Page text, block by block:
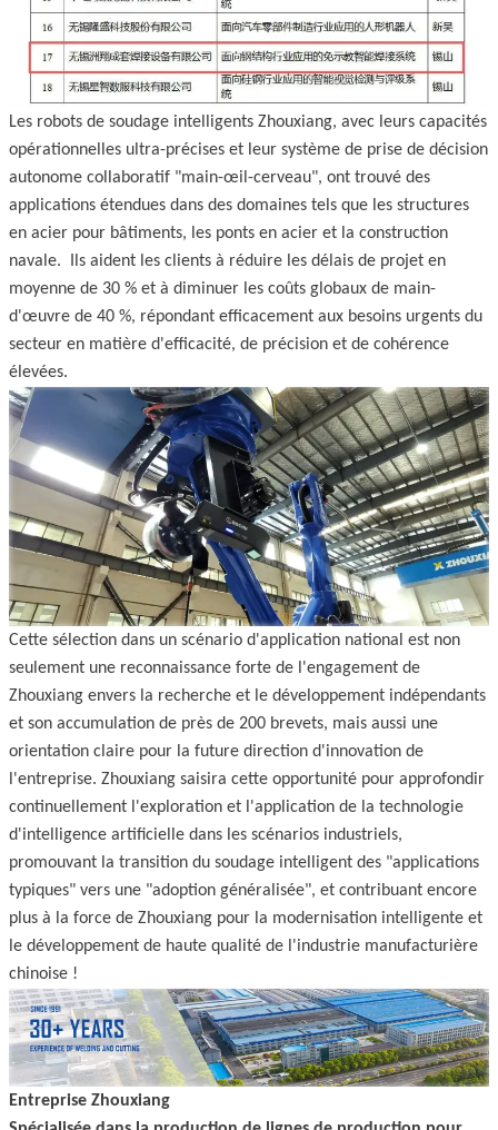
Les robots de soudage intelligents Zhouxiang, avec leurs capacités
opérationnelles ultra-précises et leur système de prise de décision
autonome collaboratif "main-œil-cerveau", ont trouvé des
applications étendues dans des domaines tels que les structures
en acier pour bâtiments, les ponts en acier et la construction
navale. Ils aident les clients à réduire les délais de projet en
moyenne de 30 % et à diminuer les coûts globaux de main-
d'œuvre de 40 %, répondant efficacement aux besoins urgents du
secteur en matière d'efficacité, de précision et de cohérence
élevées.
Cette sélection dans un scénario d'application national est non
seulement une reconnaissance forte de l'engagement de
Zhouxiang envers la recherche et le développement indépendants
et son accumulation de près de 200 brevets, mais aussi une
orientation claire pour la future direction d'innovation de
l'entreprise. Zhouxiang saisira cette opportunité pour approfondir
continuellement l'exploration et l'application de la technologie
d'intelligence artificielle dans les scénarios industriels,
promouvant la transition du soudage intelligent des "applications
typiques" vers une "adoption généralisée", et contribuant encore
plus à la force de Zhouxiang pour la modernisation intelligente et
le développement de haute qualité de l'industrie manufacturière
chinoise !
Entreprise Zhouxiang